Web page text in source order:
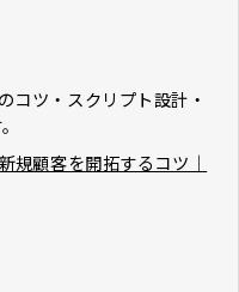
コツ・スクリプト設計・
規顧客を開拓するコツ｜